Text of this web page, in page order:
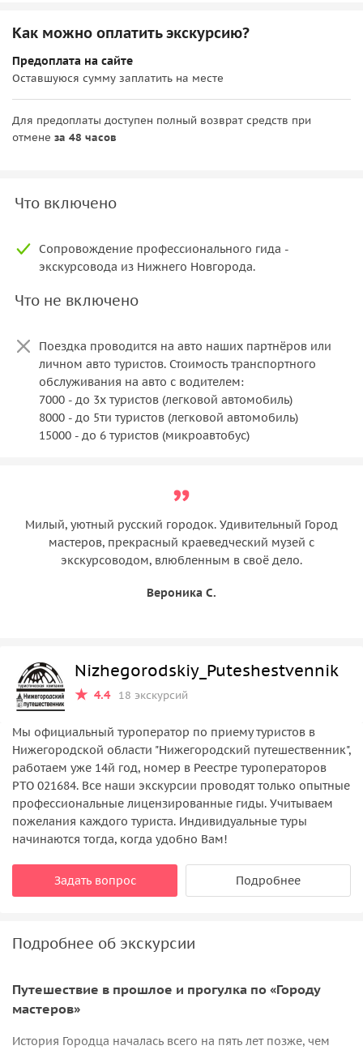
Как можно оплатить экскурсию?
Предоплата на сайте
Оставшуюся сумму заплатить на месте
Для предоплаты доступен полный возврат средств при
отмене за 48 часов
Что включено
Сопровождение профессионального гида -
экскурсовода из Нижнего Новгорода.
Что не включено
Поездка проводится на авто наших партнёров или
личном авто туристов. Стоимость транспортного
обслуживания на авто с водителем:
7000 - до 3х туристов (легковой автомобиль)
8000 - до 5ти туристов (легковой автомобиль)
Милый, уютный русский городок. Удивительный Город
мастеров, прекрасный краеведческий музей с
экскурсоводом, влюбленным в своё дело.
Вероника С.
Nizhegorodskiy_Puteshestvennik
4.4 18 экскурсий
Мы официальный туроператор по приему туристов в
Нижегородской области "Нижегородский путешественник",
работаем уже 14й год, номер в Реестре туроператоров
РТО 021684. Все наши экскурсии проводят только опытные
профессиональные лицензированные гиды. Учитываем
пожелания каждого туриста. Индивидуальные туры
начинаются тогда, когда удобно Вам!
Задать вопрос Подробнее
Подробнее об экскурсии
Путешествие в прошлое и прогулка по «Городу
мастеров»
История Городца началась всего на пять лет позже, чем